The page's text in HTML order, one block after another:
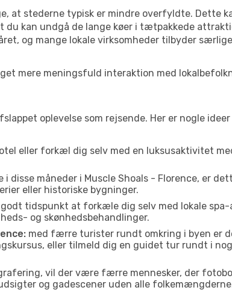
at stederne typisk er mindre overfyldte. Dette
kan undgå de lange køer i tætpakkede
og mange lokale virksomheder tilbyder
mere meningsfuld interaktion med
oplevelse som rejsende. Her er nogle
eller forkæl dig selv med en luksusaktivitet
i disse måneder i Muscle Shoals - Florence, er
eller historiske bygninger.
tidspunkt at forkæle dig selv med lokale
og skønhedsbehandlinger.
med færre turister rundt omkring i byen er
eller tilmeld dig en guidet tur rundt i
vil der være færre mennesker, der
og gadescener uden alle